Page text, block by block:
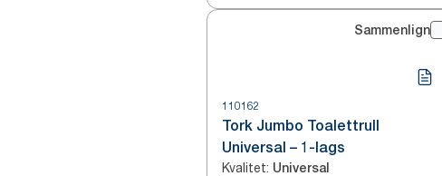
Sammenlign
110162
Tork Jumbo Toalettrull
Universal – 1-lags
Kvalitet: Universal